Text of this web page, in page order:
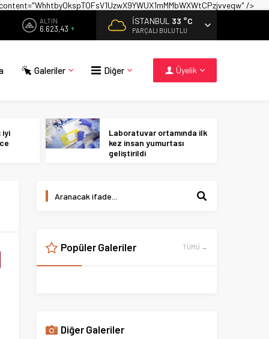
/>
ALTIN
6.623,43
İSTANBUL 33 °C
PARÇALI BULUTLU
Galeriler Diğer Üyelik
iyi
Laboratuvar ortamında ilk
kez insan yumurtası
geliştirildi
Popüler Galeriler TÜMÜ →
Diğer Galeriler